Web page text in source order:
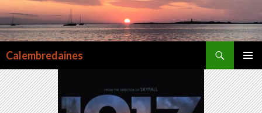
Calembredaines
MENU
AU
CONTENU